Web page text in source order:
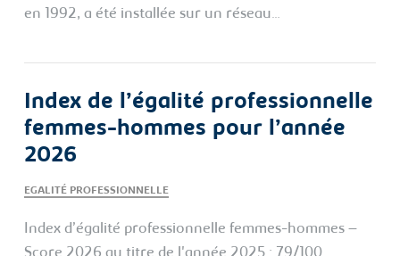
en 1992, a été installée sur un réseau…
Index de l’égalité professionnelle
femmes-hommes pour l’année
2026
EGALITÉ PROFESSIONNELLE
Index d’égalité professionnelle femmes-hommes –